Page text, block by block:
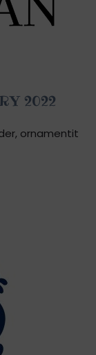
2022
ornamentit